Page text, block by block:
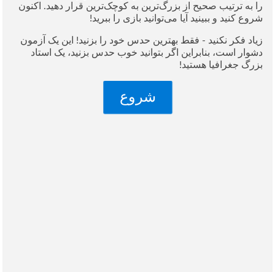
را به ترتیب صحیح از بزرگ‌ترین به کوچک‌ترین قرار دهید. اکنون
شروع کنید و ببینید آیا می‌توانید بازی را ببرید!
زیاد فکر نکنید - فقط بهترین حدس خود را بزنید! این یک آزمون
دشوار است، بنابراین اگر بتوانید خوب حدس بزنید، یک استاد
بزرگ جغرافیا هستید!
شروع